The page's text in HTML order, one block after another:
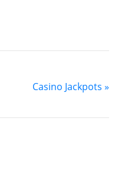
Casino Jackpots »